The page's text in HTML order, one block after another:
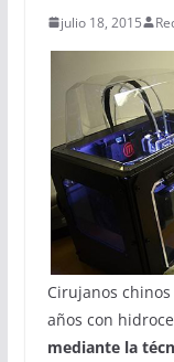
julio 18, 2015
Cirujanos
años con
mediante la